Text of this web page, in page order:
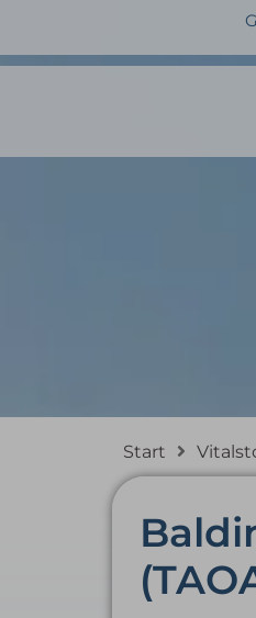
springen
Start